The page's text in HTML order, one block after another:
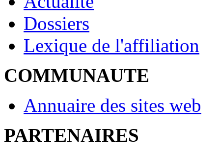
Dossiers
Lexique de l'affiliation
COMMUNAUTE
Annuaire des sites web
PARTENAIRES